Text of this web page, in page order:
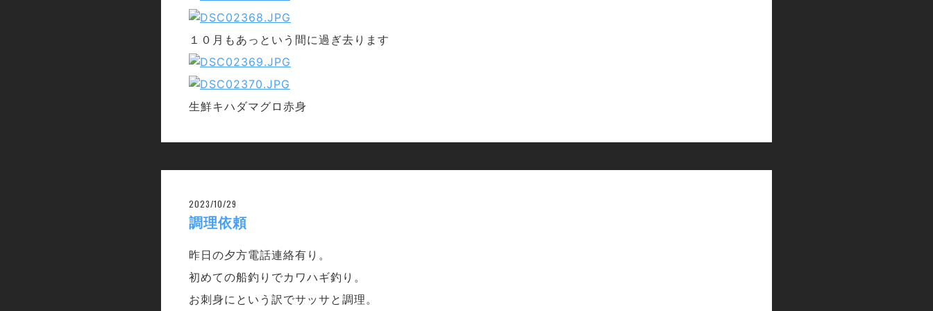
１０月もあっという間に過ぎ去ります
生鮮キハダマグロ赤身
2023/10/29
調理依頼
昨日の夕方電話連絡有り。
初めての船釣りでカワハギ釣り。
お刺身にという訳でサッサと調理。